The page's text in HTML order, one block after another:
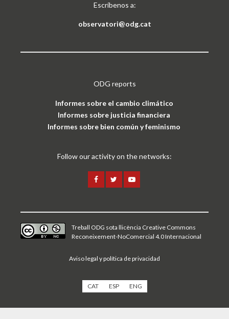
Escríbenos a:
observatori@odg.cat
ODG reports
Informes sobre el cambio climático
Informes sobre justicia financiera
Informes sobre bien común y feminismo
Follow our activity on the networks:
Treball ODG sota llicència Creative Commons
Reconeixement-NoComercial 4.0 Internacional
Aviso legal y política de privacidad
CAT ESP ENG